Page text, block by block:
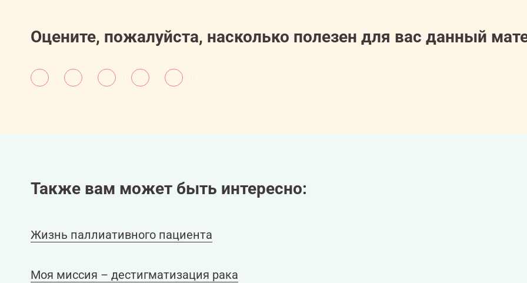
Оцените, пожалуйста, насколько полезен для вас данный
Также вам может быть интересно:
Жизнь паллиативного пациента
Моя миссия – дестигматизация рака